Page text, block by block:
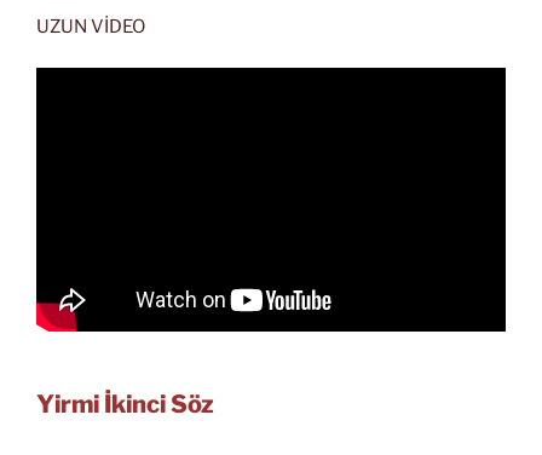
UZUN VİDEO
Yirmi İkinci Söz